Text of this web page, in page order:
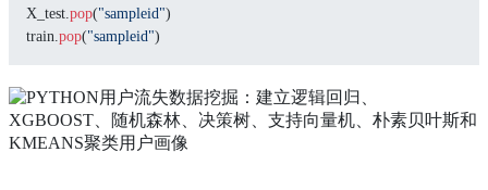
X_test. pop("sampleid")
train. pop("sampleid")